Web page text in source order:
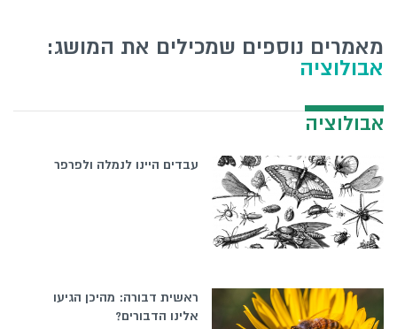
מאמרים נוספים שמכילים את המושג:
אבולוציה
אבולוציה
עבדים היינו לנמלה ולפרפר
ראשית דבורה: מהיכן הגיעו
אלינו הדבורים?